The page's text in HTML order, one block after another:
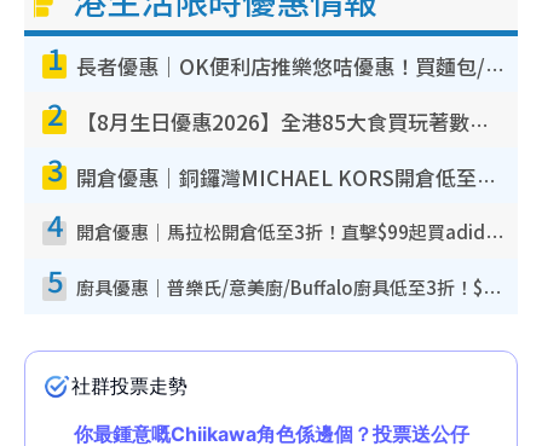
1 長者優惠｜OK便利店推樂悠咭優惠！買麵包/牛奶/保健品拍卡即減
2 【8月生日優惠2026】全港85大食買玩著數攻略 自助餐/火鍋放題同行免費＋誠品/DONKI送現金券
3 開倉優惠｜銅鑼灣MICHAEL KORS開倉低至17折！直擊$500起買手袋/銀包/鞋款 必買經典Jet Set系列
4 開倉優惠｜馬拉松開倉低至3折！直擊$99起買adidas／New Balance／Puma鞋款 STANLEY保溫杯劈價至$119起
5 廚具優惠｜普樂氏/意美廚/Buffalo廚具低至3折！$89起買煎鍋／炒鑊／個人鍋 同場小家電激減至$99起